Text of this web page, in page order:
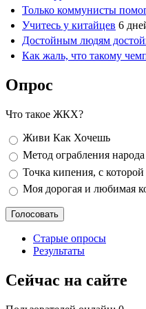
Только коммунисты
Учитесь у китайцев 6
Достойным людям
Как жаль, что такому
Опрос
Что такое ЖКХ?
Варианты
Живи Как Хочешь
Метод ограбления народа
Точка кипения, с
Моя дорогая и любимая
Старые опросы
Результаты
Сейчас на сайте